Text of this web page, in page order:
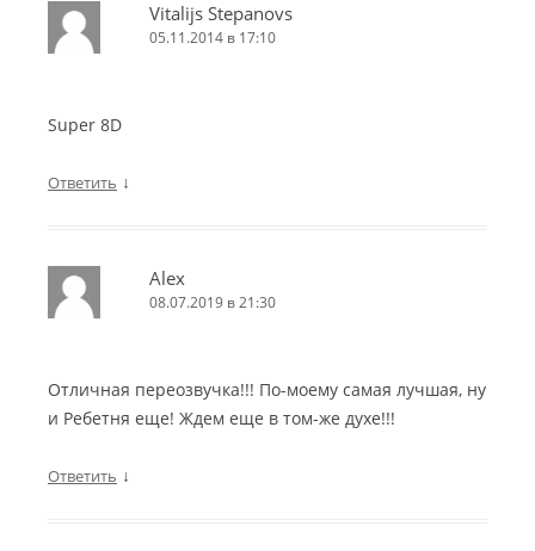
Vitalijs Stepanovs
05.11.2014 в 17:10
Super 8D
Ответить ↓
Alex
08.07.2019 в 21:30
Отличная переозвучка!!! По-моему самая лучшая, ну
и Ребетня еще! Ждем еще в том-же духе!!!
Ответить ↓